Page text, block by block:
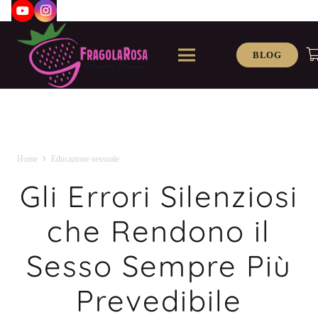
BLOG
Home Educazione sessuale
Gli Errori Silenziosi
che Rendono il
Sesso Sempre Più
Prevedibile